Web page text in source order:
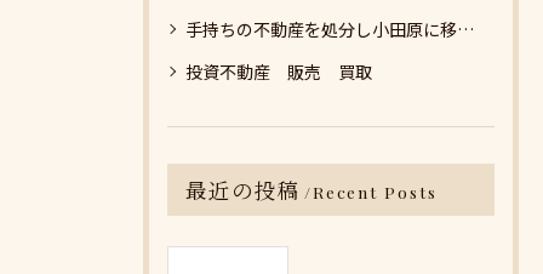
手持ちの不動産を処分し小田原に移住しよう
投資不動産 販売 買取
最近の投稿 Recent Posts